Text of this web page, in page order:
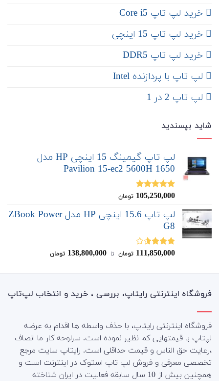
خرید لپ تاپ Core i5
‌‌ خرید لپ تاپ 15 اینچی
خرید لپ تاپ DDR5
لپ تاپ با پردازنده Intel
لپ تاپ 2 در 1
شاید بپسندید
لپ تاپ گیمینگ 15 اینچی HP مدل
Pavilion 15-ec2 5600H 1650
نمره4.80
105,250,000 تومان
لپ تاپ 15.6 اینچی HP مدل ZBook Power
G8
نمره
111,850,000 تومان ‌ تا ‌ 138,800,000 تومان
فروشگاه اینترنتی رایتاپ، بررسی ، خرید و انتخاب لپ‌تاپ
فروشگاه اینترنتی رایتاپ، با حذف واسطه ها اقدام به عرضه
لپتاپ با قیمتهایی کم نظیر نموده است. سرلوحه کار ما انصاف
،رعایت حق الناس و قیمت حداقلی است. رایتاپ سایت مرجع
تخصصی معرفی و فروش لپ تاپ استوک در اینترنت است و
همچنین بیش از 10 سال سابقه فعالیت در ایران شناخته